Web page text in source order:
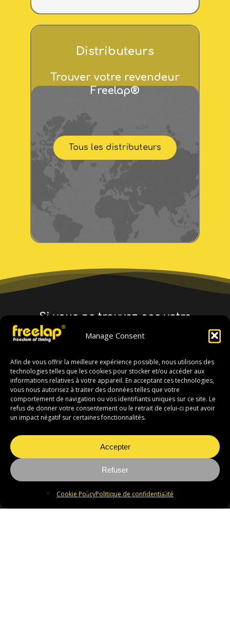
Manage Consent
Afin de vous offrir la meilleure expérience possible, nous utilisons des
technologies telles que les cookies pour stocker et/ou accéder aux
informations relatives à votre appareil. En acceptant ces technologies,
vous nous autorisez à traiter des données telles que votre
comportement de navigation ou vos identifiants uniques sur ce site. Le
refus de donner votre consentement ou le retrait de celui-ci peut avoir
un impact négatif sur certaines fonctionnalités.
Accepter
Refuser
Cookie PolicyPolitique de confidentialité
Distributeurs
Trouver votre revendeur
Freelap®
Tous les distributeurs
Si vous ne trouvez pas votre
distributeur, contactez le
siège social :
Trouver un distributeur
Adresse
Freelap S.A.
Av. Daniel-Jeanrichard 2A